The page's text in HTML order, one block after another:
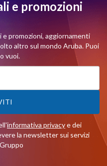
e promozioni
promozioni, aggiornamenti
altro sul mondo Aruba. Puoi
vuoi.
informativa privacye dei
la newsletter sui servizi